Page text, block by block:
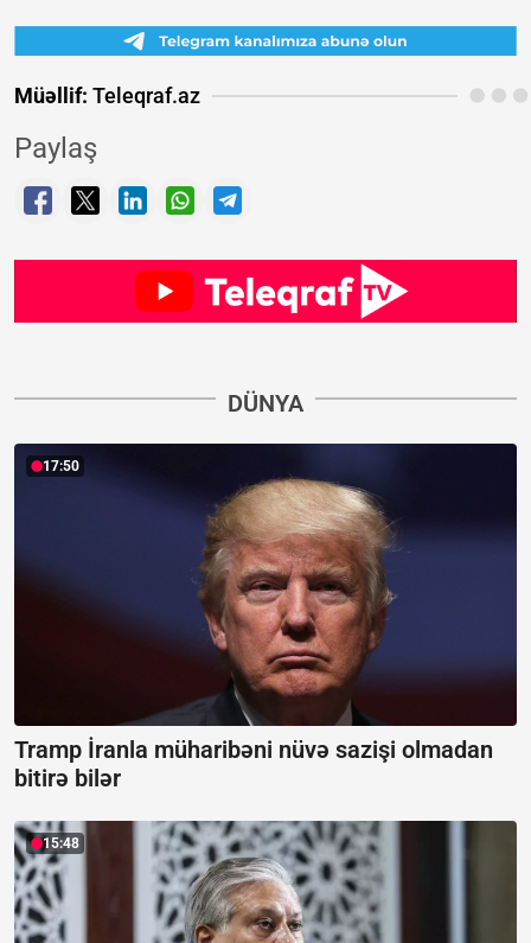
Müəllif: Teleqraf.az
Paylaş
DÜNYA
17:50
Tramp İranla müharibəni nüvə sazişi olmadan
bitirə bilər
15:48